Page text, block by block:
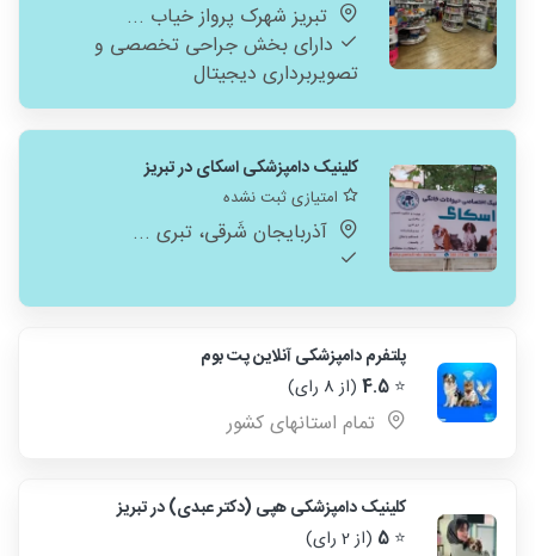
تبریز شهرک پرواز خیاب ...
دارای بخش جراحی تخصصی و
تصویربرداری دیجیتال
کلینیک دامپزشکی اسکای در تبریز
امتیازی ثبت نشده
آذربایجان شَرقی، تبری ...
پلتفرم دامپزشکی آنلاین پت بوم
⭐
4.5 (از 8 رای)
تمام استانهای کشور
کلینیک دامپزشکی هپی (دکتر عبدی) در تبریز
⭐
5 (از 2 رای)